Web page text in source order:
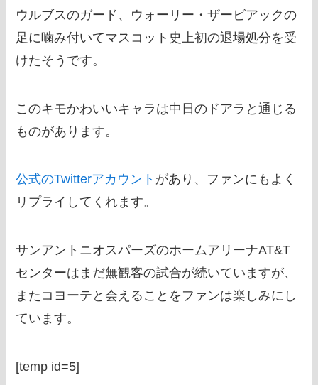
ウルブスのガード、ウォーリー・ザービアックの
足に噛み付いてマスコット史上初の退場処分を受
けたそうです。
このキモかわいいキャラは中日のドアラと通じる
ものがあります。
公式のTwitterアカウント があり、ファンにもよく
リプライしてくれます。
サンアントニオスパーズのホームアリーナAT&T
センターはまだ無観客の試合が続いていますが、
またコヨーテと会えることをファンは楽しみにし
ています。
[temp id=5]